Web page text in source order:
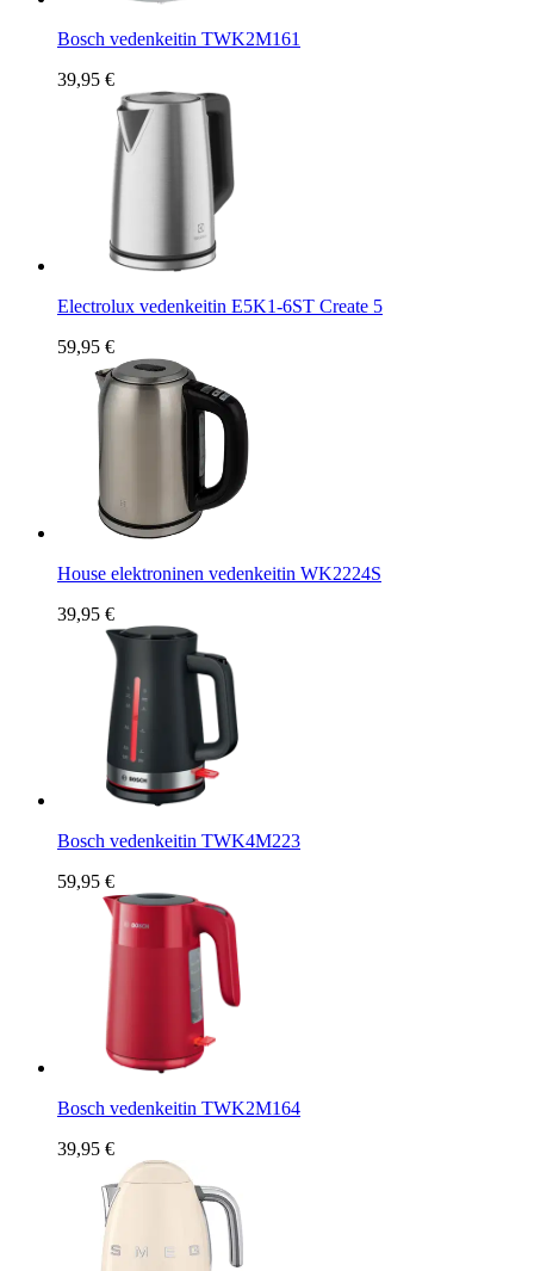
Bosch vedenkeitin TWK2M161
39,95 €
Electrolux vedenkeitin E5K1-6ST Create 5
59,95 €
House elektroninen vedenkeitin WK2224S
39,95 €
Bosch vedenkeitin TWK4M223
59,95 €
Bosch vedenkeitin TWK2M164
39,95 €